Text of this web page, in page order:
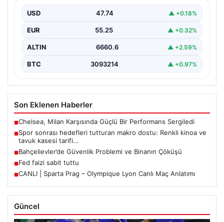
USD 47.74 ▲ +0.18%
EUR 55.25 ▲ +0.32%
ALTIN 6660.6 ▲ +2.59%
BTC 3093214 ▲ +0.97%
Son Eklenen Haberler
■Chelsea, Milan Karşısında Güçlü Bir Performans Sergiledi
■Spor sonrası hedefleri tutturan makro dostu: Renkli kinoa ve
tavuk kasesi tarifi…
■Bahçelievler’de Güvenlik Problemi ve Binanın Çöküşü
■Fed faizi sabit tuttu
■CANLI | Sparta Prag – Olympique Lyon Canlı Maç Anlatımı
Güncel